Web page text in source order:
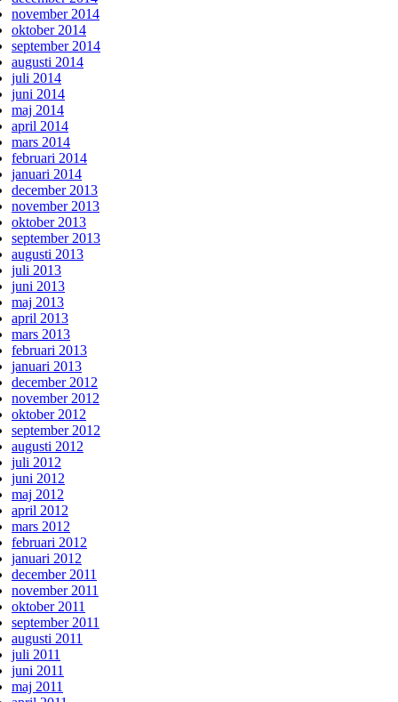
november 2014
oktober 2014
september 2014
augusti 2014
juli 2014
juni 2014
maj 2014
april 2014
mars 2014
februari 2014
januari 2014
december 2013
november 2013
oktober 2013
september 2013
augusti 2013
juli 2013
juni 2013
maj 2013
april 2013
mars 2013
februari 2013
januari 2013
december 2012
november 2012
oktober 2012
september 2012
augusti 2012
juli 2012
juni 2012
maj 2012
april 2012
mars 2012
februari 2012
januari 2012
december 2011
november 2011
oktober 2011
september 2011
augusti 2011
juli 2011
juni 2011
maj 2011